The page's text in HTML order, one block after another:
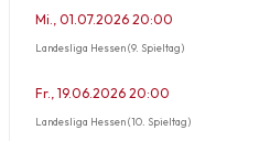
Mi., 01.07.2026 20:00
Landesliga Hessen (9. Spieltag)
Fr., 19.06.2026 20:00
Landesliga Hessen (10. Spieltag)